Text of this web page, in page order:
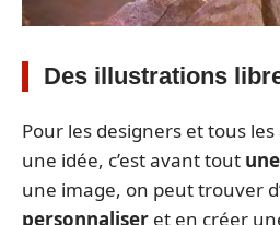
Des illustrations
Pour les designers et tous
une idée, c’est avant tout
une image, on peut trouver
personnaliser et en créer